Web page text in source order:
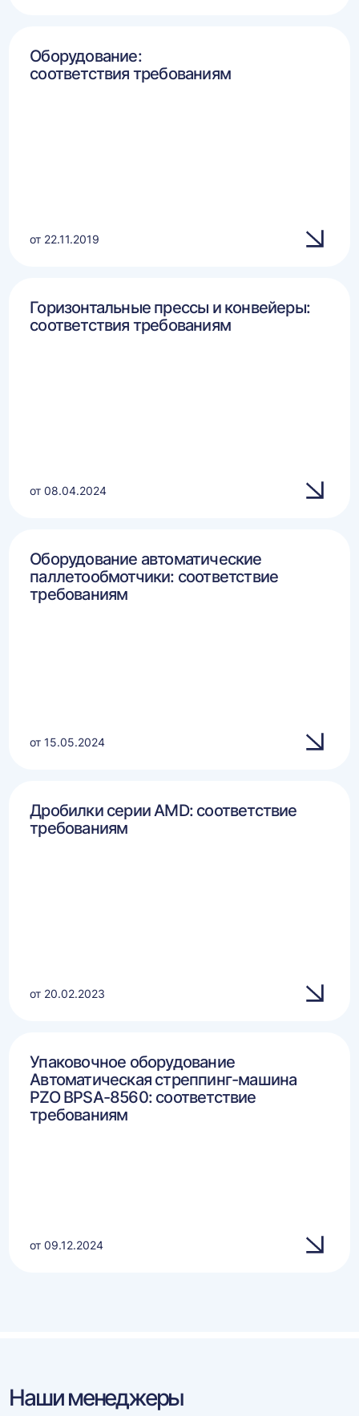
Оборудование:
соответствия требованиям
от 22.11.2019
Горизонтальные прессы и конвейеры:
соответствия требованиям
от 08.04.2024
Оборудование автоматические
паллетообмотчики: соответствие
требованиям
от 15.05.2024
Дробилки серии AMD: соответствие
требованиям
от 20.02.2023
Упаковочное оборудование
Автоматическая стреппинг-машина
PZO BPSA-8560: соответствие
требованиям
от 09.12.2024
Наши менеджеры